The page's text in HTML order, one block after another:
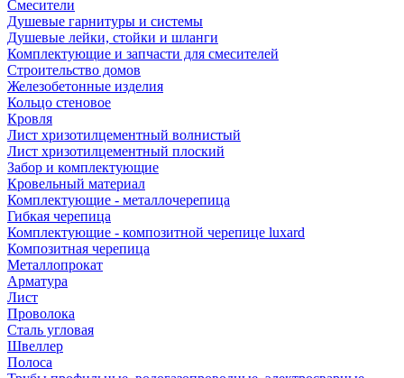
Смесители
Душевые гарнитуры и системы
Душевые лейки, стойки и шланги
Комплектующие и запчасти для смесителей
Строительство домов
Железобетонные изделия
Кольцо стеновое
Кровля
Лист хризотилцементный волнистый
Лист хризотилцементный плоский
Забор и комплектующие
Кровельный материал
Комплектующие - металлочерепица
Гибкая черепица
Комплектующие - композитной черепице luxard
Композитная черепица
Металлопрокат
Арматура
Лист
Проволока
Сталь угловая
Швеллер
Полоса